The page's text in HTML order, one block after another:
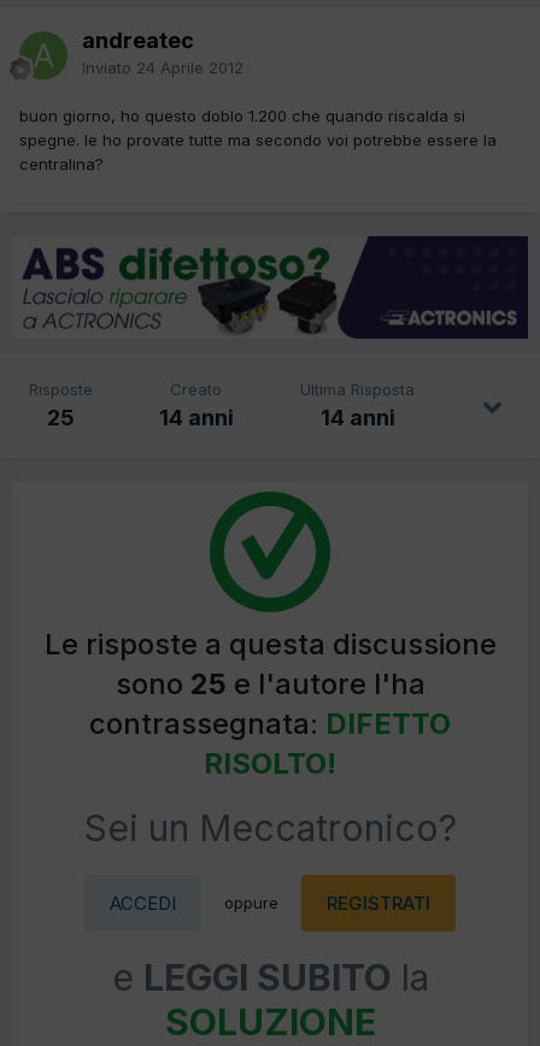
andreatec
Inviato 24 Aprile 2012
buon giorno, ho questo doblo 1.200 che quando riscalda si
spegne. le ho provate tutte ma secondo voi potrebbe essere la
centralina?
Risposte
25
Creato
14 anni
Ultima Risposta
14 anni
Le risposte a questa discussione
sono 25 e l'autore l'ha
contrassegnata: DIFETTO
RISOLTO!
Sei un Meccatronico?
ACCEDI oppure REGISTRATI
e LEGGI SUBITO la
SOLUZIONE